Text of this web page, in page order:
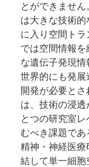
とができませ
は大きな技術
に入り空間ト
では空間情報
な遺伝子発現情
世界的にも発
開発が必要と
は、技術の浸
とつの研究室
むべき課題で
精神・神経医療
結して単一細胞